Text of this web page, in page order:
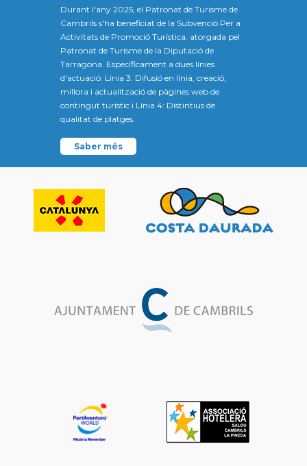
Durant l'any 2025, el Patronat de Turisme de
Cambrils s'ha beneficiat de la Subvenció Per a
Activitats de Promoció Turística, atorgada pel
Patronat de Turisme de la Diputació de
Tarragona. Específicament a dues línies
d'actuació: Línia 3: Difusió en línia, creació,
millora i actualització de pàgines web de
contingut turístic i Línia 4: Distintius de
qualitat de platges.
Saber més